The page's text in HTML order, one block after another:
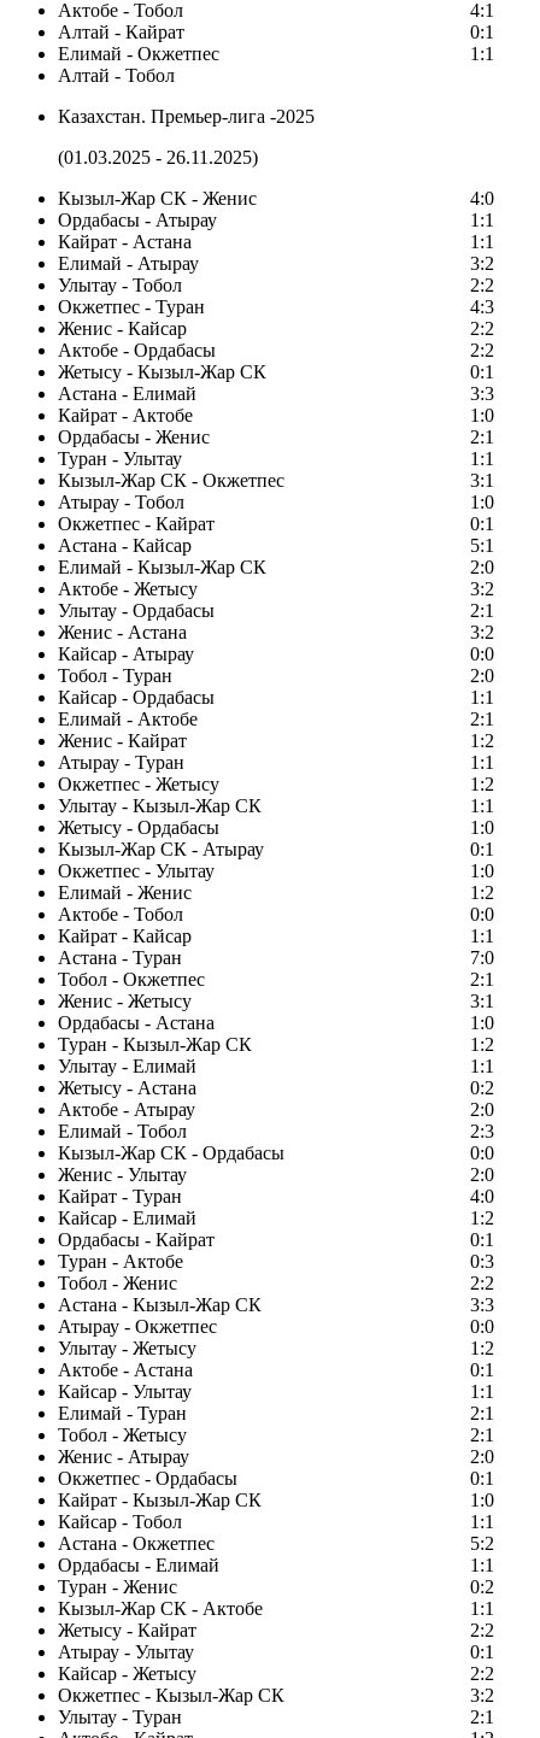
Актобе - Тобол
4:1
Алтай - Кайрат
0:1
Елимай - Окжетпес
1:1
Алтай - Тобол
Казахстан. Премьер-лига -2025
(01.03.2025 - 26.11.2025)
Кызыл-Жар СК - Женис
4:0
Ордабасы - Атырау
1:1
Кайрат - Астана
1:1
Елимай - Атырау
3:2
Улытау - Тобол
2:2
Окжетпес - Туран
4:3
Женис - Кайсар
2:2
Актобе - Ордабасы
2:2
Жетысу - Кызыл-Жар СК
0:1
Астана - Елимай
3:3
Кайрат - Актобе
1:0
Ордабасы - Женис
2:1
Туран - Улытау
1:1
Кызыл-Жар СК - Окжетпес
3:1
Атырау - Тобол
1:0
Окжетпес - Кайрат
0:1
Астана - Кайсар
5:1
Елимай - Кызыл-Жар СК
2:0
Актобе - Жетысу
3:2
Улытау - Ордабасы
2:1
Женис - Астана
3:2
Кайсар - Атырау
0:0
Тобол - Туран
2:0
Кайсар - Ордабасы
1:1
Елимай - Актобе
2:1
Женис - Кайрат
1:2
Атырау - Туран
1:1
Окжетпес - Жетысу
1:2
Улытау - Кызыл-Жар СК
1:1
Жетысу - Ордабасы
1:0
Кызыл-Жар СК - Атырау
0:1
Окжетпес - Улытау
1:0
Елимай - Женис
1:2
Актобе - Тобол
0:0
Кайрат - Кайсар
1:1
Астана - Туран
7:0
Тобол - Окжетпес
2:1
Женис - Жетысу
3:1
Ордабасы - Астана
1:0
Туран - Кызыл-Жар СК
1:2
Улытау - Елимай
1:1
Жетысу - Астана
0:2
Актобе - Атырау
2:0
Елимай - Тобол
2:3
Кызыл-Жар СК - Ордабасы
0:0
Женис - Улытау
2:0
Кайрат - Туран
4:0
Кайсар - Елимай
1:2
Ордабасы - Кайрат
0:1
Туран - Актобе
0:3
Тобол - Женис
2:2
Астана - Кызыл-Жар СК
3:3
Атырау - Окжетпес
0:0
Улытау - Жетысу
1:2
Актобе - Астана
0:1
Кайсар - Улытау
1:1
Елимай - Туран
2:1
Тобол - Жетысу
2:1
Женис - Атырау
2:0
Окжетпес - Ордабасы
0:1
Кайрат - Кызыл-Жар СК
1:0
Кайсар - Тобол
1:1
Астана - Окжетпес
5:2
Ордабасы - Елимай
1:1
Туран - Женис
0:2
Кызыл-Жар СК - Актобе
1:1
Жетысу - Кайрат
2:2
Атырау - Улытау
0:1
Кайсар - Жетысу
2:2
Окжетпес - Кызыл-Жар СК
3:2
Улытау - Туран
2:1